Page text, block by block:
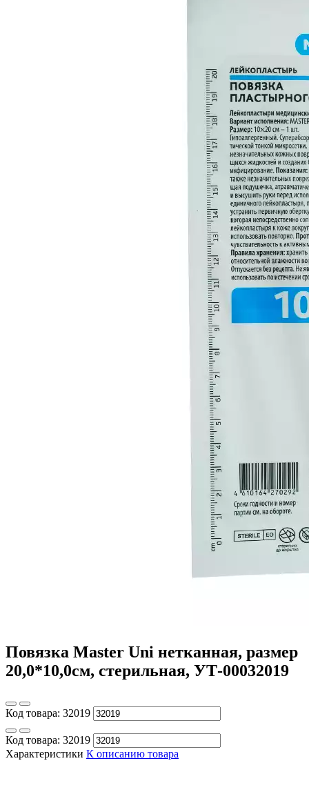
Повязка Master Uni нетканная, размер
20,0*10,0см, стерильная, УТ-00032019
Код товара: 32019
Код товара: 32019
Характеристики К описанию товара